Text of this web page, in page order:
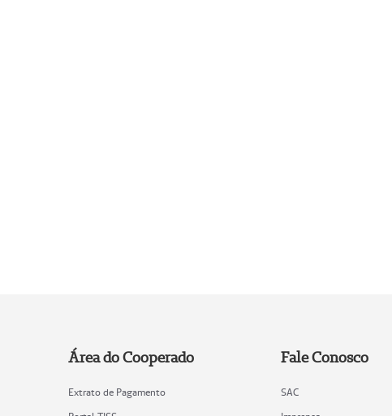
Área do Cooperado
Extrato de Pagamento
Fale Conosco
SAC